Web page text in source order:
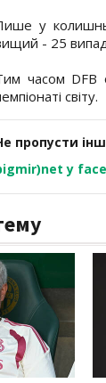
у
- 25
часом DFB
світу.
пропусти
у